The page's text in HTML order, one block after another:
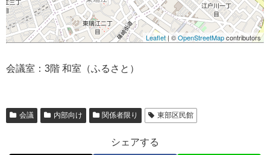
Leaflet| ©OpenStreetMapcontributors
会議室：3階 和室（ふるさと）
会議 内部向け 関係者限り 東部区民館
シェアする